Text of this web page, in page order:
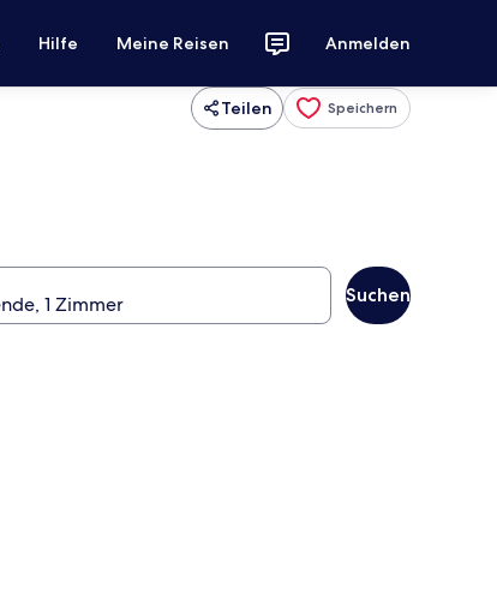
Hilfe Meine Reisen Anmelden
Teilen Speichern
Suchen